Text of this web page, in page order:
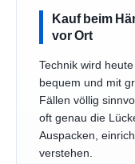
Kauf beim
vor Ort
Technik wird
bequem und mit
Fällen völlig
oft genau die
Auspacken,
verstehen.